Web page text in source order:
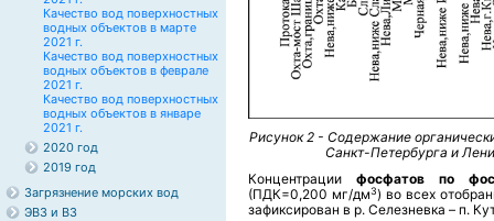
Качество вод поверхностных
водных объектов в марте
2021 г.
Качество вод поверхностных
водных объектов в феврале
2021 г.
Качество вод поверхностных
водных объектов в январе
2021 г.
2020 год
2019 год
Загрязнение морских вод
ЭВЗ и ВЗ
Рисунок 2 - Содержание
Санкт-Петербурга и
Концентрациифосфатов по
(ПДК=0,200 мг/дм3) во всех
зафиксирован в р. Селезневка – п.